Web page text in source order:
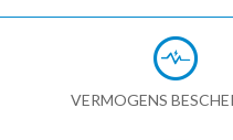
VERMOGENS